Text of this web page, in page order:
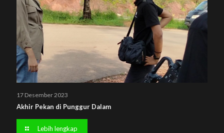
17 Desember 2023
Akhir Pekan di Punggur Dalam
Lebih lengkap